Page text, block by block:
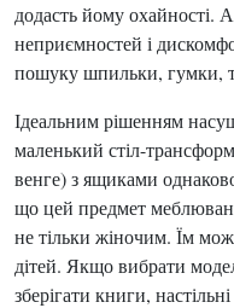
додасть йому охайності.
неприємностей і
пошуку шпильки, гумки,
Ідеальним рішенням
маленький стіл-
венге) з ящиками
що цей предмет
не тільки жіночим. Їм
дітей. Якщо вибрати
зберігати книги,